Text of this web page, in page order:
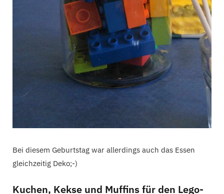
Bei diesem Geburtstag war allerdings auch das Essen
gleichzeitig Deko;-)
Kuchen, Kekse und Muffins für den Lego-